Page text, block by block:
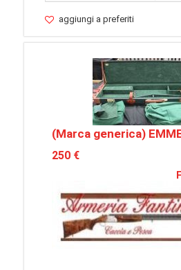
aggiungi a preferiti
(Marca generica)
250 €